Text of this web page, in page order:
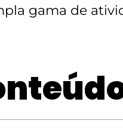
gama de